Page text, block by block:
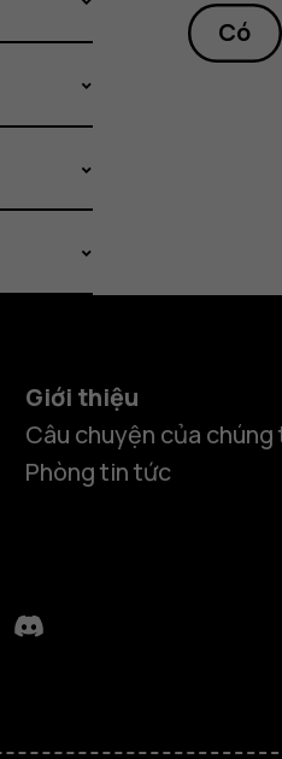
Có
Giới thiệu
Câu chuyện của chúng
Phòng tin tức
Discord